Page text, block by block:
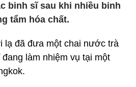
binh sĩ sau khi nhiều binh
tẩm hóa chất.
lạ đã đưa một chai nước trà
làm nhiệm vụ tại một